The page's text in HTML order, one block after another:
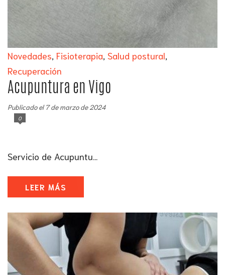
Novedades, Fisioterapia, Salud postural,
Recuperación
Acupuntura en Vigo
Publicado el 7 de marzo de 2024
0
Servicio de Acupuntu...
LEER MÁS